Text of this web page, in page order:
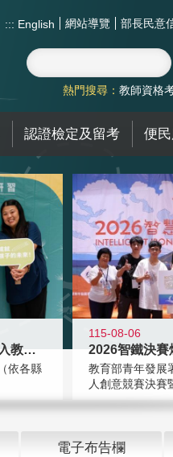
::: English 網站導覽 部長民意
熱門搜尋： 教師資格
認證檢定及留考 便
迎接115學年度新進教師加入教育現
依各縣
115-08-06
2026智鐵決
教育部青年發展
人創意競賽決賽
電子布告欄